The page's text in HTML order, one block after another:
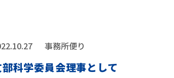
事務所便り
科学委員会理事として